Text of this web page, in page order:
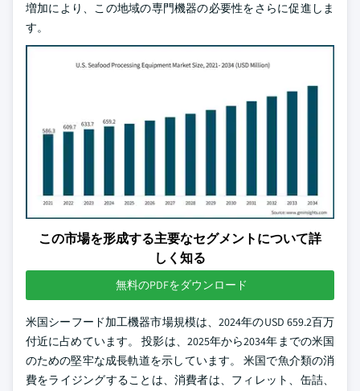
増加により、この地域の専門機器の必要性をさらに促進しま
す。
この市場を形成する主要なセグメントについて詳
しく知る
無料のPDFをダウンロード
米国シーフード加工機器市場規模は、2024年のUSD 659.2百万
付近に占めています。 投影は、2025年から2034年までの米国
のための堅牢な成長軌道を示しています。 米国で魚介類の消
費をライジングすることは、消費者は、フィレット、缶詰、